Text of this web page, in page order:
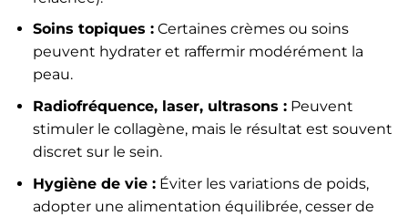
Soins topiques :Certaines crèmes ou soins
peuvent hydrater et raffermir modérément la
peau.
Radiofréquence, laser, ultrasons :Peuvent
stimuler le collagène, mais le résultat est souvent
discret sur le sein.
Hygiène de vie :Éviter les variations de poids,
adopter une alimentation équilibrée, cesser de